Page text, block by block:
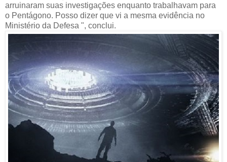
arruinaram suas investigações enquanto trabalhavam para
o Pentágono. Posso dizer que vi a mesma evidência no
Ministério da Defesa ", conclui.